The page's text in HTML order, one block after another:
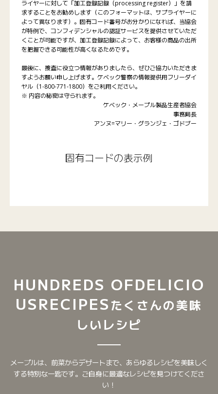
ライヤーに対して「加工登録記録（processing register）」を請
求することをお勧めします（このフォーマットは、サプライヤーに
よって異なります）。固有コード番号がお分かりになれば、当協会
が特例で、コンフィデンシャルの認証サービスを提供させていただ
くことが可能ですが、加工登録記録によって、お客様の商品の出所
を把握できる可能性が高くなるためです。
最後に、捜査に役立つ情報がありましたら、ぜひご協力いただきま
すようお願い申し上げます。ケベック警察の情報提供用フリーダイ
ヤル（1-800-771-1800）をご利用ください。
※ 内容の秘密は守られます。
ケベック・メープル製品生産者協会
事務局長
アンヌ=マリー・グランジェ・ゴドブー
固有コードの表示例
HUNDREDS OFDELICIO
USRECIPES たくさんの美味
しいレシピ
メープルは、前菜からデザートまで、あらゆるレシピを美味しく
する特別な一匙です。ご自身に最適なレシピを見つけてくださ
い！